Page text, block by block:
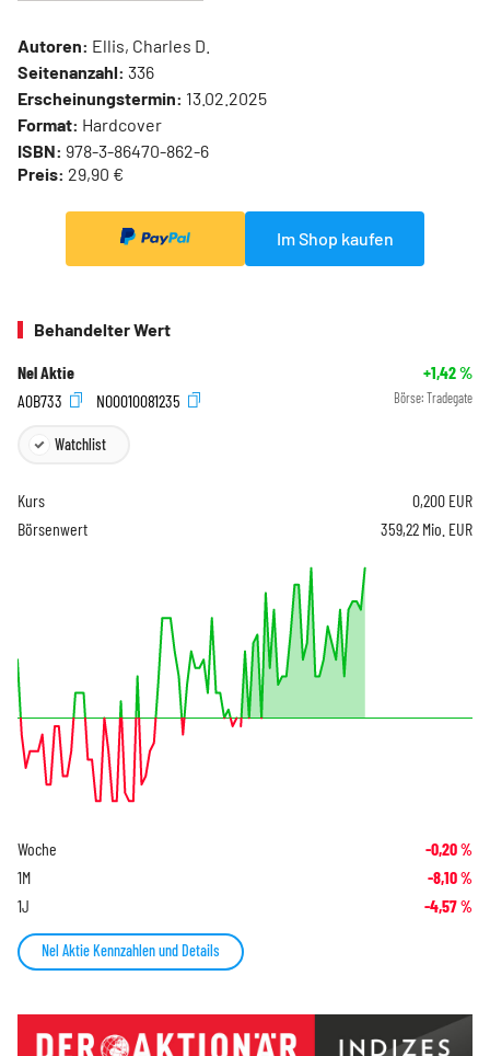
Autoren: Ellis, Charles D.
Seitenanzahl: 336
Erscheinungstermin: 13.02.2025
Format: Hardcover
ISBN: 978-3-86470-862-6
Preis: 29,90 €
Im Shop kaufen
Behandelter Wert
Nel Aktie +1,42%
A0B733
NO0010081235 Börse: Tradegate
Watchlist
Kurs 0,200 EUR
Börsenwert
359,22 Mio. EUR
Woche -0,20%
1M -8,10%
1J -4,57%
Nel Aktie Kennzahlen und Details